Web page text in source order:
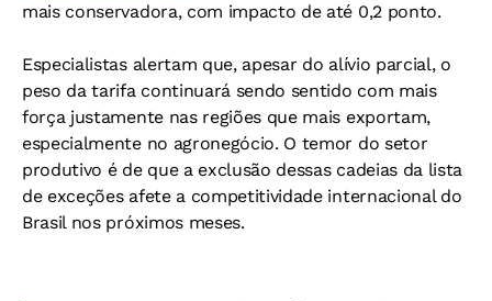
mais conservadora, com impacto de até 0,2 ponto.
Especialistas alertam que, apesar do alívio parcial, o
peso da tarifa continuará sendo sentido com mais
força justamente nas regiões que mais exportam,
especialmente no agronegócio. O temor do setor
produtivo é de que a exclusão dessas cadeias da lista
de exceções afete a competitividade internacional do
Brasil nos próximos meses.